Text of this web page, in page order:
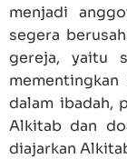
menjadi
segera
gereja, yaitu
dalam ibadah,
Alkitab dan
diajarkan